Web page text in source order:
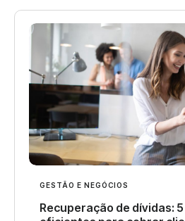
GESTÃO E NEGÓCIOS
Recuperação de dívidas: